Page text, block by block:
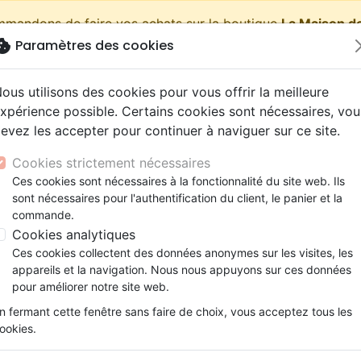
de faire vos achats sur la boutiqueLa Maison
Testaments
Etude biblique
NEG
Darby
Bandes dessinées
Santé
Ethique, société, politique
Couple
Découverte de la foi
Psychologie
Apologétique
ans
Adolescents, jeunes
Latino, Folk
Soul
Rap, Hip-hop
Hardrock, Métal
Pop, Rock
animés
conférences
Films, fiction
Jeux
Reprendre son envol - Comment surmonter les
Reprendre son envol
Comment surmonter les
Auteur :Gracia Burnham
RéférenceMB3488 EAN9782826034889
Paramètres des cookies
utilisons des cookies pour vous offrir la meilleure
possible. Certains cookies sont nécessaires,
les accepter pour continuer à naviguer sur ce site.
Cookies strictement nécessaires
Ces cookies sont nécessaires à la fonctionnalité du site web. Ils
sont nécessaires pour l'authentification du client, le panier et la
commande.
Cookies analytiques
Ces cookies collectent des données anonymes sur les visites, les
appareils et la navigation. Nous nous appuyons sur ces données
pour améliorer notre site web.
fermant cette fenêtre sans faire de choix, vous acceptez tous les